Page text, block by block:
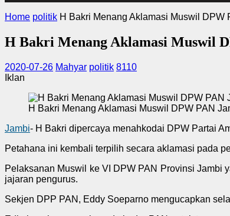
Home politik H Bakri Menang Aklamasi Muswil DPW
H Bakri Menang Aklamasi Muswil
2020-07-26 Mahyar politik 8110
Iklan
H Bakri Menang Aklamasi Muswil DPW PAN
Jambi- H Bakri dipercaya menahkodai DPW Partai
Petahana ini kembali terpilih secara aklamasi pada
Pelaksanan Muswil ke VI DPW PAN Provinsi Jambi
jajaran pengurus.
Sekjen DPP PAN, Eddy Soeparno mengucapkan